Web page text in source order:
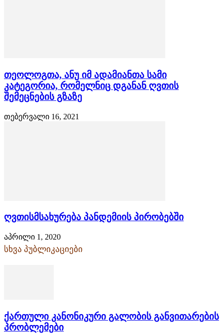
თეოლოგთა, ანუ იმ ადამიანთა სამი
კატეგორია, რომელნიც დგანან ღვთის
შემეცნების გზაზე
თებერვალი 16, 2021
ღვთისმსახურება პანდემიის პირობებში
აპრილი 1, 2020
სხვა პუბლიკაციები
ქართული კანონიკური გალობის განვითარების
პრობლემები